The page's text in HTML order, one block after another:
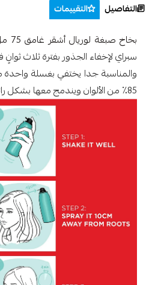
التفاصيل التقييمات
بخاخ صبغة لوريال أشقر غامق 75 مل
سبراي لإخفاء الجذور بفترة ثلاث
والمناسبة جدا يختفي بغسلة واحدة
85٪ من الألوان ويندمج معها بشكل رائع.